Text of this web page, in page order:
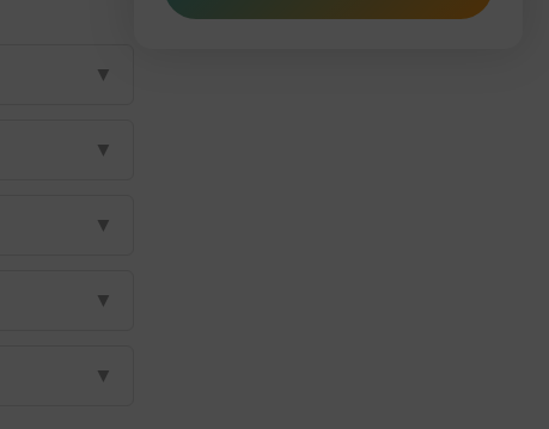
▼
▼
▼
▼
▼